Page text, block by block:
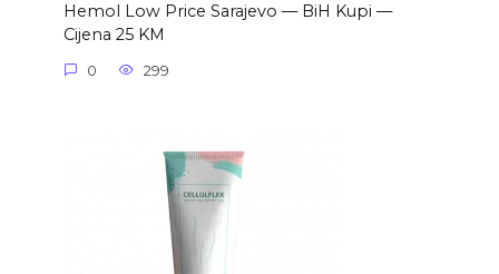
Hemol Low Price Sarajevo — BiH Kupi —
Cijena 25 KM
0 299